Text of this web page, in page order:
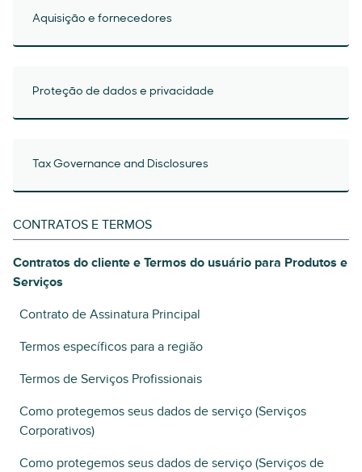
Aquisição e fornecedores
Proteção de dados e privacidade
Tax Governance and Disclosures
CONTRATOS E TERMOS
Contratos do cliente e Termos do usuário para Produtos e
Serviços
Contrato de Assinatura Principal
Termos específicos para a região
Termos de Serviços Profissionais
Como protegemos seus dados de serviço (Serviços
Corporativos)
Como protegemos seus dados de serviço (Serviços de